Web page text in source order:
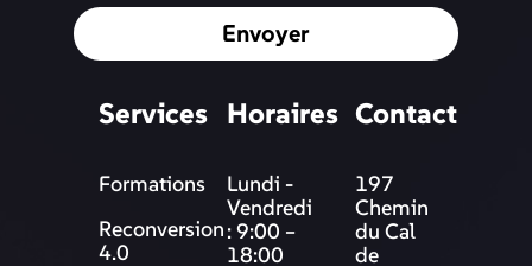
Envoyer
Services
Formations
Reconversion
4.0
Horaires
Lundi -
Vendredi
: 9:00 –
18:00
Contact
197
Chemin
du Cal
de